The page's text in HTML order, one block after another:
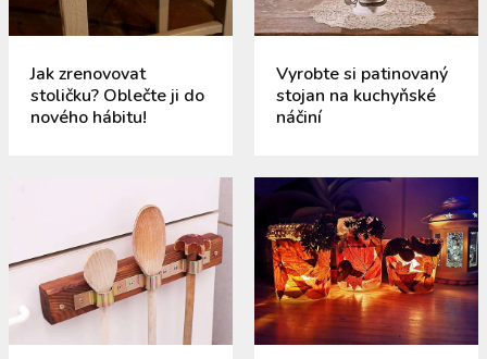
Jak zrenovovat
stoličku? Oblečte ji do
nového hábitu!
Vyrobte si patinovaný
stojan na kuchyňské
náčiní